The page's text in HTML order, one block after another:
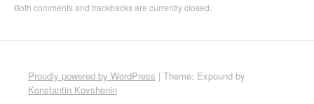
Both comments and trackbacks are currently closed.
Proudly powered by WordPress | Theme: Expound by
Konstantin Kovshenin